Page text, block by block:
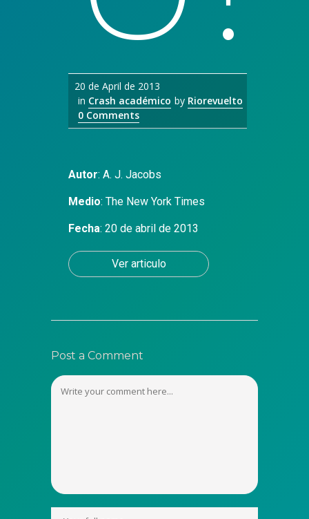
20 de April de 2013
in Crash académico by Riorevuelto
0 Comments
Autor: A. J. Jacobs
Medio: The New York Times
Fecha: 20 de abril de 2013
Ver articulo
Post a Comment